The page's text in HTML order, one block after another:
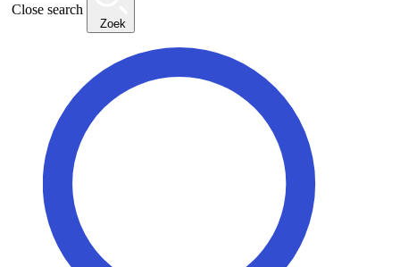
Close search
Zoek